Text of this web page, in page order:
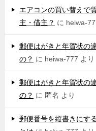
エアコンの買い替えで
主・借主？ に heiwa-
郵便はがきと年賀状の
の？ に heiwa-777 より
郵便はがきと年賀状の
の？ に 匿名 より
郵便番号を縦書きにす